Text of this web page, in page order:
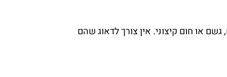
או חום קיצוני. אין צורך לדאוג שהם